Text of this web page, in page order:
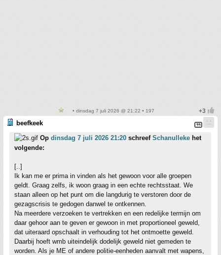
• dinsdag 7 juli 2026 @ 21:22 • 197
beefkeek
Op dinsdag 7 juli 2026 21:20 schreef Schanulleke het
volgende:
[..]
Ik kan me er prima in vinden als het gewoon voor alle groepen
geldt. Graag zelfs, ik woon graag in een echte rechtsstaat. We
staan alleen op het punt om die langdurig te verstoren door de
gezagscrisis te gedogen danwel te ontkennen.
Na meerdere verzoeken te vertrekken en een redelijke termijn om
daar gehoor aan te geven er gewoon in met proportioneel geweld,
dat uiteraard opschaalt in verhouding tot het ontmoette geweld.
Daarbij hoeft wmb uiteindelijk dodelijk geweld niet gemeden te
worden. Als je ME of andere politie-eenheden aanvalt met wapens,